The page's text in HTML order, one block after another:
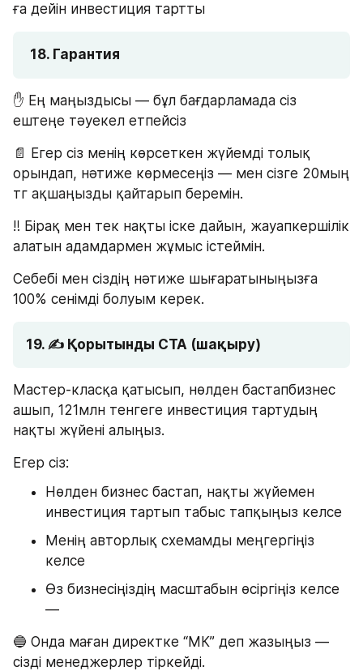
ға дейін инвестиция тартты
18. Гарантия
✋ Ең маңыздысы — бұл бағдарламада сіз
ештеңе тәуекел етпейсіз
📄 Егер сіз менің көрсеткен жүйемді толық
орындап, нәтиже көрмесеңіз — мен сізге 20мың
тг ақшаңызды қайтарып беремін.
‼️ Бірақ мен тек нақты іске дайын, жауапкершілік
алатын адамдармен жұмыс істеймін.
Себебі мен сіздің нәтиже шығаратыныңызға
100% сенімді болуым керек.
19. ✍️ Қорытынды CTA (шақыру)
Мастер-класқа қатысып, нөлден бастапбизнес
ашып, 121млн тенгеге инвестиция тартудың
нақты жүйені алыңыз.
Егер сіз:
Нөлден бизнес бастап, нақты жүйемен
инвестиция тартып табыс тапқыңыз келсе
Менің авторлық схемамды меңгергіңіз
келсе
Өз бизнесіңіздің масштабын өсіргіңіз келсе
—
🔵 Онда маған директке “МК” деп жазыңыз —
сізді менеджерлер тіркейді.